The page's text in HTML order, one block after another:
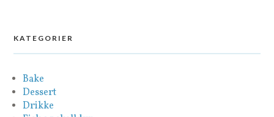
KATEGORIER
Bake
Dessert
Drikke